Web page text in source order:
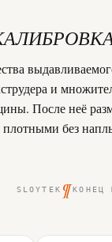
и
После неё
плотными без
SLOYTEK ¶КОНЕЦ